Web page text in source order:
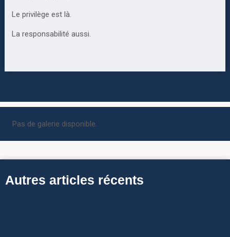
Le privilège est là.
La responsabilité aussi.
Pas de galerie disponible.
Autres articles récents